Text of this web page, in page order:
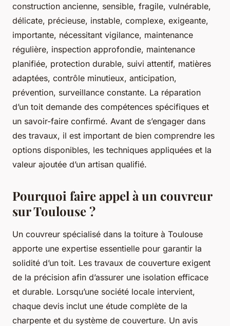
construction ancienne, sensible, fragile, vulnérable,
délicate, précieuse, instable, complexe, exigeante,
importante, nécessitant vigilance, maintenance
régulière, inspection approfondie, maintenance
planifiée, protection durable, suivi attentif, matières
adaptées, contrôle minutieux, anticipation,
prévention, surveillance constante. La réparation
d’un toit demande des compétences spécifiques et
un savoir-faire confirmé. Avant de s’engager dans
des travaux, il est important de bien comprendre les
options disponibles, les techniques appliquées et la
valeur ajoutée d’un artisan qualifié.
Pourquoi faire appel à un couvreur
sur Toulouse ?
Un couvreur spécialisé dans la toiture à Toulouse
apporte une expertise essentielle pour garantir la
solidité d’un toit. Les travaux de couverture exigent
de la précision afin d’assurer une isolation efficace
et durable. Lorsqu’une société locale intervient,
chaque devis inclut une étude complète de la
charpente et du système de couverture. Un avis